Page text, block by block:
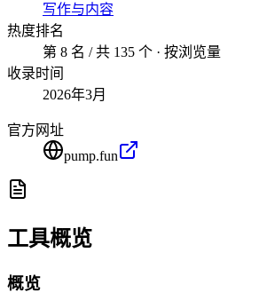
写作与内容
热度排名
第 8 名 / 共 135 个 · 按浏览量
收录时间
2026年3月
官方网址
pump.fun
工具概览
概览